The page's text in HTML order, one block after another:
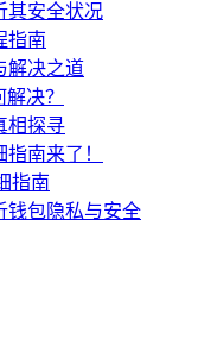
其安全状况
指南
解决之道
决？
相探寻
南来了！
指南
钱包隐私与安全